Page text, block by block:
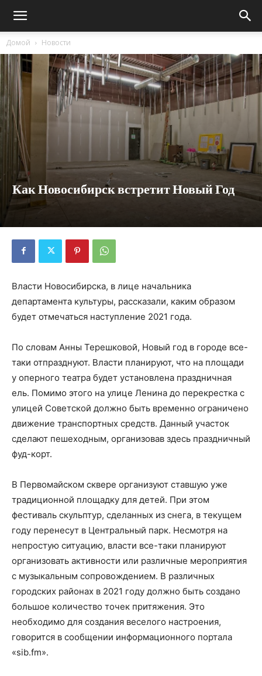
Домой Новости
Как Новосибирск встретит Новый Год
Власти Новосибирска, в лице начальника
департамента культуры, рассказали, каким образом
будет отмечаться наступление 2021 года.
По словам Анны Терешковой, Новый год в городе все-
таки отпразднуют. Власти планируют, что на площади
у оперного театра будет установлена праздничная
ель. Помимо этого на улице Ленина до перекрестка с
улицей Советской должно быть временно ограничено
движение транспортных средств. Данный участок
сделают пешеходным, организовав здесь праздничный
фуд-корт.
В Первомайском сквере организуют ставшую уже
традиционной площадку для детей. При этом
фестиваль скульптур, сделанных из снега, в текущем
году перенесут в Центральный парк. Несмотря на
непростую ситуацию, власти все-таки планируют
организовать активности или различные мероприятия
с музыкальным сопровождением. В различных
городских районах в 2021 году должно быть создано
большое количество точек притяжения. Это
необходимо для создания веселого настроения,
говорится в сообщении информационного портала
«sib.fm».